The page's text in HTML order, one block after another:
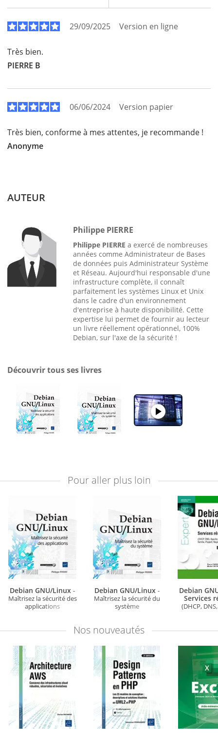
29/09/2025 Version en ligne
Très bien.
PIERRE B
06/06/2024 Version papier
Très bien, conforme à mes attentes, je recommande !
Anonyme
AUTEUR
Philippe PIERRE
Philippe PIERRE a exercé de nombreuses
années comme Administrateur de Bases
de données puis Administrateur Système
et Réseau. Aujourd'hui responsable d'une
infrastructure complète, il connaît
parfaitement les systèmes Linux et Unix
dans le cadre d'un environnement
d'entreprise à haute disponibilité. Cette
expertise lui permet de fournir au lecteur
un livre réellement opérationnel, 100%
Debian, sur l'axe de la sécurité !
Découvrir tous ses livres
Pour aller plus loin
Debian GNU/Linux -
Maîtrisez la sécurité des
applications
Debian GNU/Linux -
Maîtrisez la sécurité du
système
Debian
Services
(DHCP,
(Nouvelle
Nos nouveautés